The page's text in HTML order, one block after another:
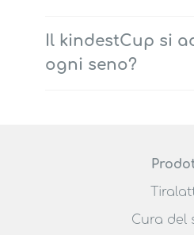
Il kindestCup si
ogni seno?
Cura del